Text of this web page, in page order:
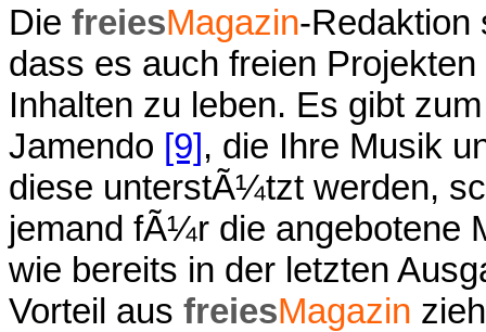
Die freiesMagazin-Redaktion
dass es auch freien
Inhalten zu leben. Es gibt
Jamendo [9], die Ihre Musik
diese unterstÃ¼tzt werden,
jemand fÃ¼r die angebotene
wie bereits in der letzten
Vorteil aus freiesMagazin